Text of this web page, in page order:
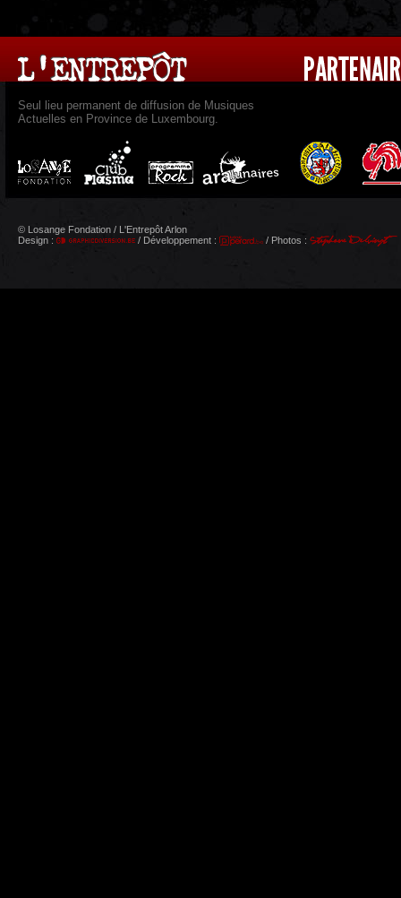
Seul lieu permanent de diffusion de Musiques
Actuelles en Province de Luxembourg.
© Losange Fondation / L'Entrepôt Arlon
Design :
/ Développement : / Photos :